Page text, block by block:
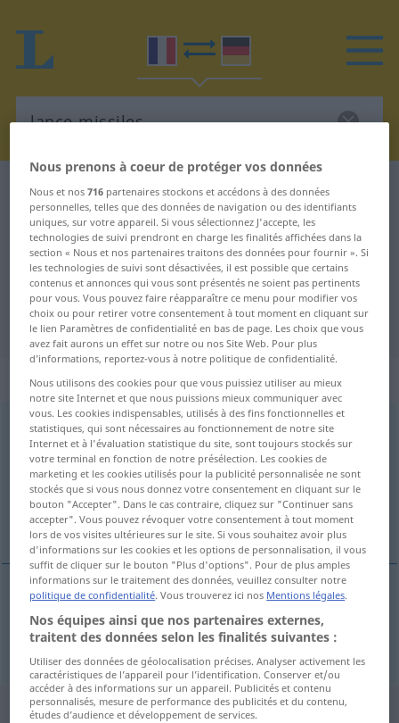
Dictionnaire Français-Allemand lance-missiles
Traduction Français-Allemand de
"lance-missiles"
"lance-missiles" - traduction
Allemand
„lance-missiles“: masculin
lance-missilesm < inv>
Vue d'ensemble de toutes les traductions
(Pour plus d'informations, cliquez sur/touchez la traduction)
Raketenabschussrampe
Raketenabschussrampef lance-missiles
Nous prenons à coeur de protéger vos données
Nous et nos716 partenaires stockons et accédons à des données
personnelles, telles que des données de navigation ou des identifiants
uniques, sur votre appareil. Si vous sélectionnez J'accepte, les
technologies de suivi prendront en charge les finalités affichées dans la
section « Nous et nos partenaires traitons des données pour fournir ». Si
les technologies de suivi sont désactivées, il est possible que certains
contenus et annonces qui vous sont présentés ne soient pas pertinents
pour vous. Vous pouvez faire réapparaître ce menu pour modifier vos
choix ou pour retirer votre consentement à tout moment en cliquant sur
le lien Paramètres de confidentialité en bas de page. Les choix que vous
avez fait aurons un effet sur notre ou nos Site Web. Pour plus
d’informations, reportez-vous à notre politique de confidentialité.
Nous utilisons des cookies pour que vous puissiez utiliser au mieux
notre site Internet et que nous puissions mieux communiquer avec
vous. Les cookies indispensables, utilisés à des fins fonctionnelles et
statistiques, qui sont nécessaires au fonctionnement de notre site
Internet et à l'évaluation statistique du site, sont toujours stockés sur
votre terminal en fonction de notre présélection. Les cookies de
marketing et les cookies utilisés pour la publicité personnalisée ne sont
stockés que si vous nous donnez votre consentement en cliquant sur le
bouton "Accepter". Dans le cas contraire, cliquez sur "Continuer sans
accepter". Vous pouvez révoquer votre consentement à tout moment
lors de vos visites ultérieures sur le site. Si vous souhaitez avoir plus
d'informations sur les cookies et les options de personnalisation, il vous
suffit de cliquer sur le bouton "Plus d'options". Pour de plus amples
informations sur le traitement des données, veuillez consulter notre
politique de confidentialité. Vous trouverez ici nos Mentions légales.
Nos équipes ainsi que nos partenaires externes,
traitent des données selon les finalités suivantes :
Utiliser des données de géolocalisation précises. Analyser activement les
caractéristiques de l’appareil pour l’identification. Conserver et/ou
accéder à des informations sur un appareil. Publicités et contenu
personnalisés, mesure de performance des publicités et du contenu,
études d’audience et développement de services.